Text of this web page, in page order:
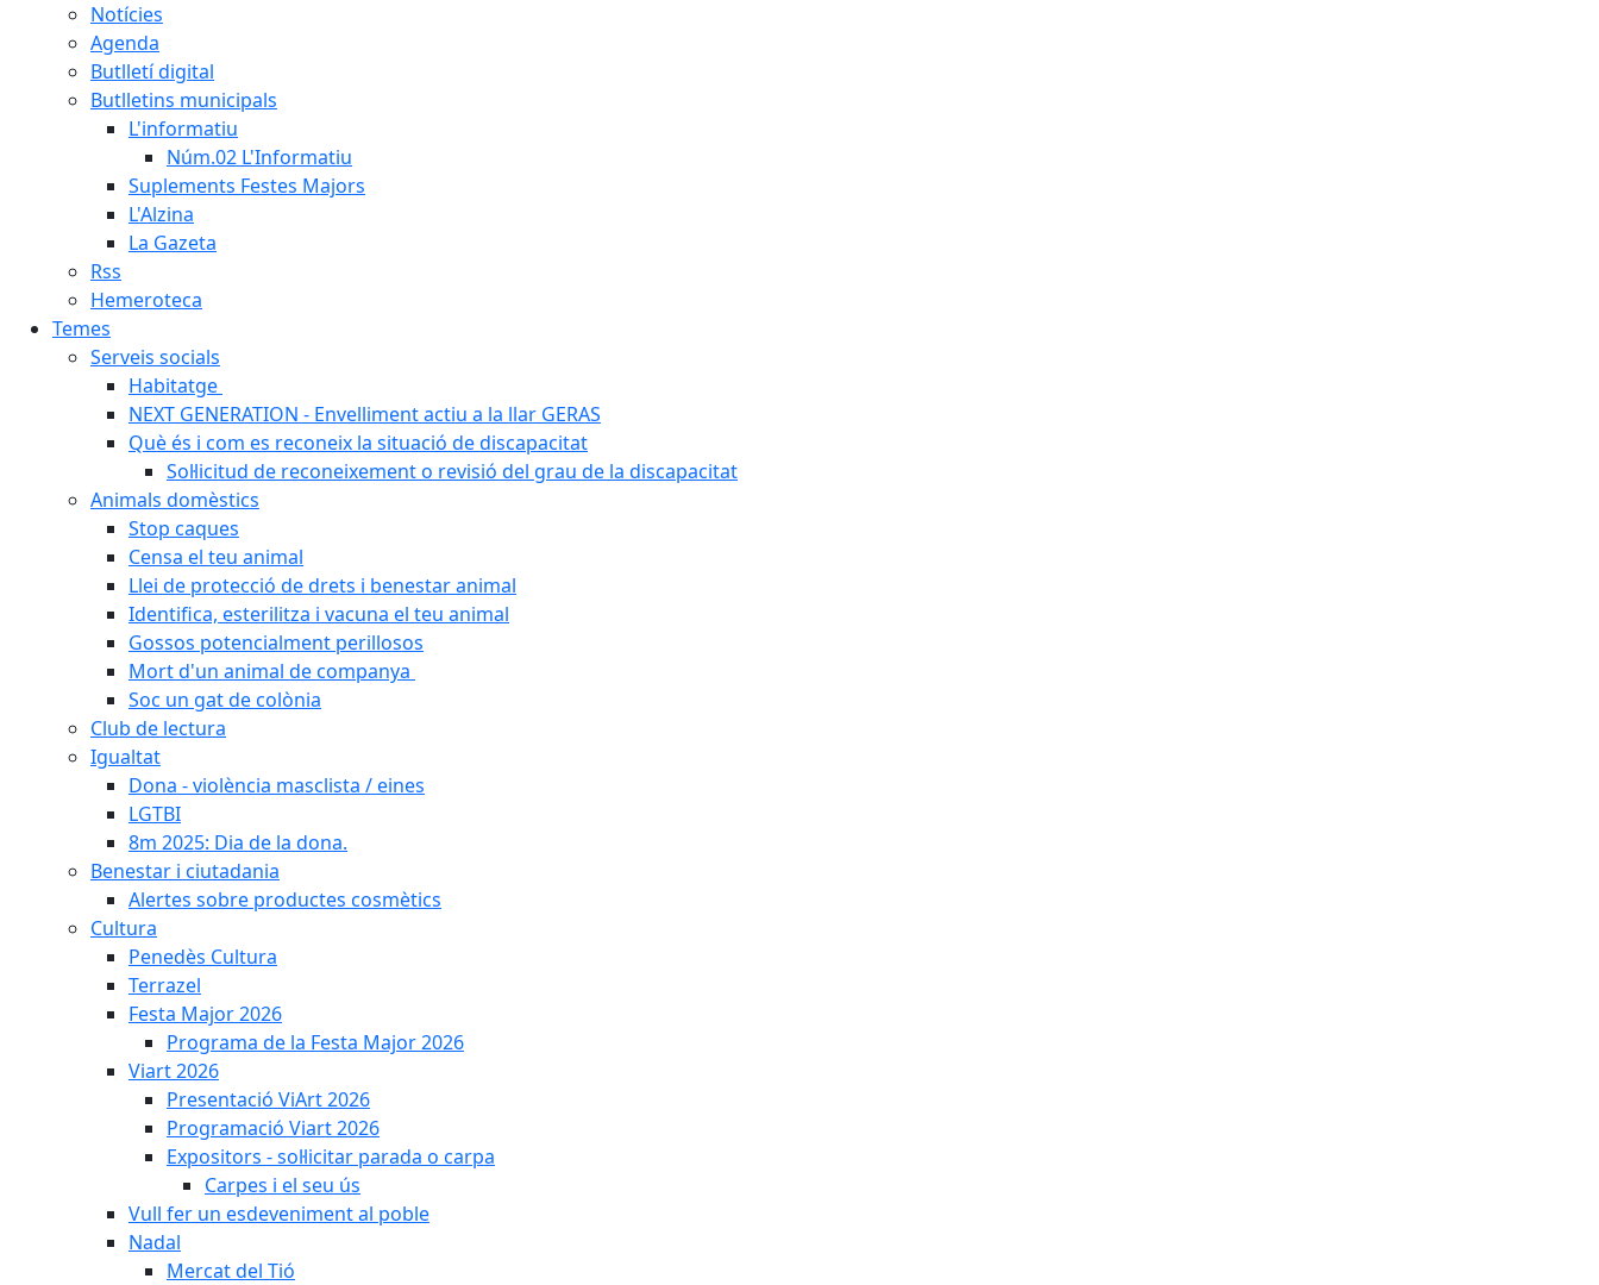
Notícies
Agenda
Butlletí digital
Butlletins municipals
L'informatiu
Núm.02 L'Informatiu
Suplements Festes Majors
L'Alzina
La Gazeta
Rss
Hemeroteca
Temes
Serveis socials
Habitatge
NEXT GENERATION - Envelliment actiu a la llar GERAS
Què és i com es reconeix la situació de discapacitat
Sol·licitud de reconeixement o revisió del grau de la discapacitat
Animals domèstics
Stop caques
Censa el teu animal
Llei de protecció de drets i benestar animal
Identifica, esterilitza i vacuna el teu animal
Gossos potencialment perillosos
Mort d'un animal de companya
Soc un gat de colònia
Club de lectura
Igualtat
Dona - violència masclista / eines
LGTBI
8m 2025: Dia de la dona.
Benestar i ciutadania
Alertes sobre productes cosmètics
Cultura
Penedès Cultura
Terrazel
Festa Major 2026
Programa de la Festa Major 2026
Viart 2026
Presentació ViArt 2026
Programació Viart 2026
Expositors - sol·licitar parada o carpa
Carpes i el seu ús
Vull fer un esdeveniment al poble
Nadal
Mercat del Tió